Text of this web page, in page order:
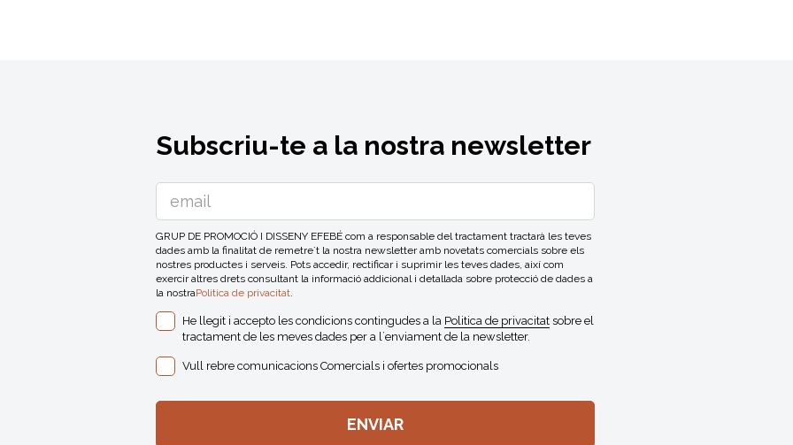
Subscriu-te a la nostra newsletter
GRUP DE PROMOCIÓ I DISSENY EFEBÉ com a responsable del tractament tractarà les teves
dades amb la finalitat de remetre´t la nostra newsletter amb novetats comercials sobre els
nostres productes i serveis. Pots accedir, rectificar i suprimir les teves dades, així com
exercir altres drets consultant la informació addicional i detallada sobre protecció de dades a
la nostraPolitica de privacitat.
He llegit i accepto les condicions contingudes a la Politica de privacitatsobre el
tractament de les meves dades per a l´enviament de la newsletter.
Vull rebre comunicacions Comercials i ofertes promocionals